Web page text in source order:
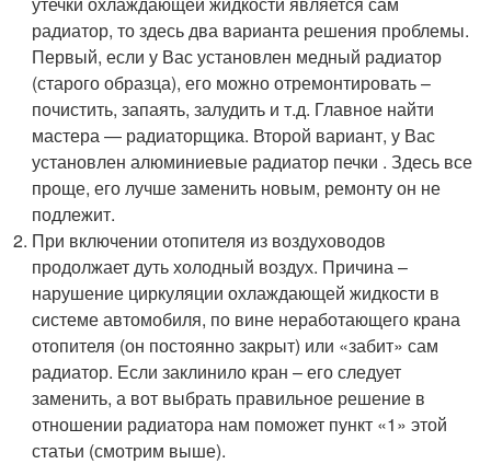
радиатор, то здесь два варианта решения проблемы.
Первый, если у Вас установлен медный радиатор
(старого образца), его можно отремонтировать –
почистить, запаять, залудить и т.д. Главное найти
мастера — радиаторщика. Второй вариант, у Вас
установлен алюминиевые радиатор печки . Здесь все
проще, его лучше заменить новым, ремонту он не
подлежит.
При включении отопителя из воздуховодов
продолжает дуть холодный воздух. Причина –
нарушение циркуляции охлаждающей жидкости в
системе автомобиля, по вине неработающего крана
отопителя (он постоянно закрыт) или «забит» сам
радиатор. Если заклинило кран – его следует
заменить, а вот выбрать правильное решение в
отношении радиатора нам поможет пункт «1» этой
статьи (смотрим выше).